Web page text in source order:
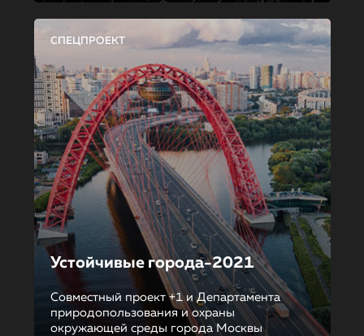
СПЕЦПРОЕКТ
Устойчивые города-2021
Совместный проект +1 и Департамента
природопользования и охраны
окружающей среды города Москвы